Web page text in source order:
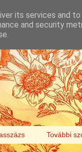
További
its services and
and security